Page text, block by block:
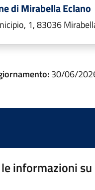
di Mirabella Eclano
1, 83036
30/06/
informazioni